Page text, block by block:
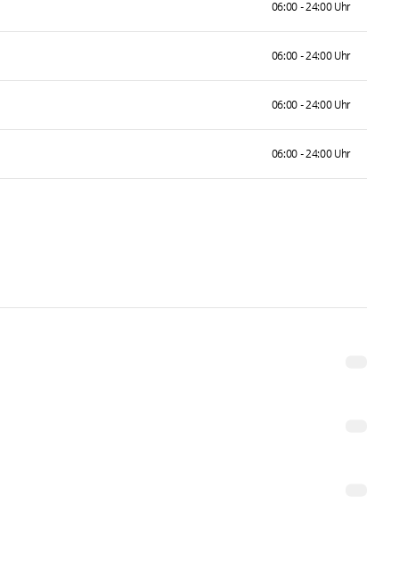
06:00 - 24:00 Uhr
06:00 - 24:00 Uhr
06:00 - 24:00 Uhr
06:00 - 24:00 Uhr